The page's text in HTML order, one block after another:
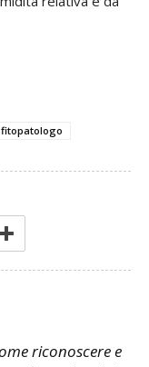
fitopatologo
riconoscere e